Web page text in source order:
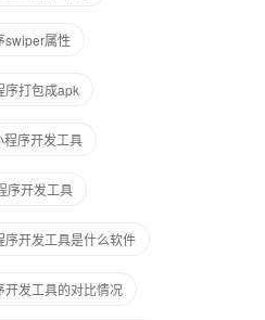
swiper属性
序打包成apk
序开发工具
序开发工具
序开发工具是什么软件
开发工具的对比情况